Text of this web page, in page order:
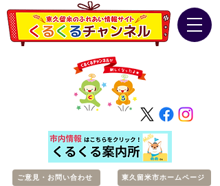
ご意見・お問い合わせ 東久留米市ホームページ